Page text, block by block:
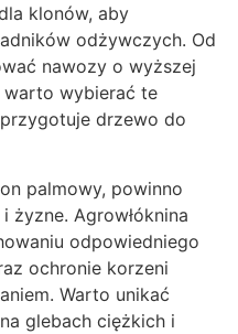
klonów, aby
odżywczych. Od
nawozy o wyższej
warto wybierać te
drzewo do
palmowy, powinno
żyzne. Agrowłóknina
odpowiedniego
ochronie korzeni
Warto unikać
glebach ciężkich i